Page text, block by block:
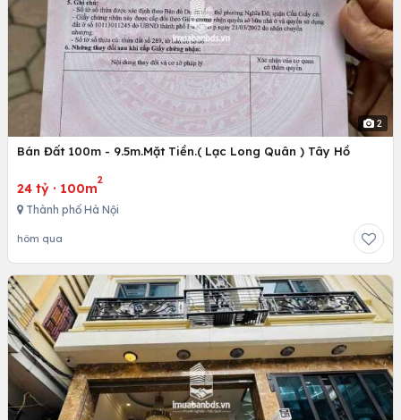
2
Bán Đất 100m - 9.5m.Mặt Tiền.( Lạc Long Quân ) Tây Hồ
24 tỷ · 100m
2
Thành phố Hà Nội
hôm qua